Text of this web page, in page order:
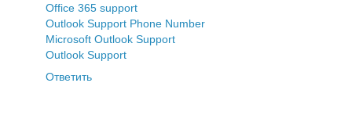
Office 365 support
Outlook Support Phone Number
Microsoft Outlook Support
Outlook Support
Ответить